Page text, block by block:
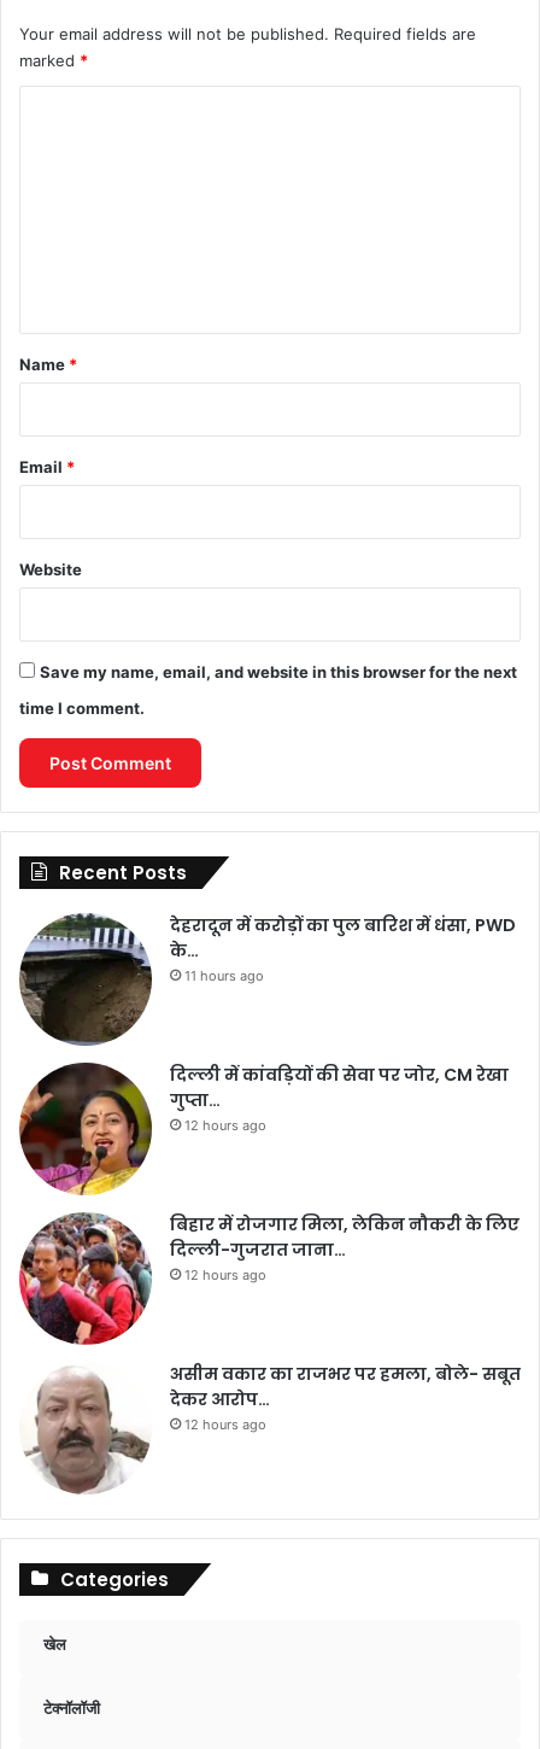
Your email address will not be published. Required fields are
marked *
*
Name *
Email *
Website
Save my name, email, and website in this browser for the next
time I comment.
Recent Posts
देहरादून में करोड़ों का पुल बारिश में धंसा, PWD
के…
11 hours ago
दिल्ली में कांवड़ियों की सेवा पर जोर, CM रेखा
गुप्ता…
12 hours ago
बिहार में रोजगार मिला, लेकिन नौकरी के लिए
दिल्ली-गुजरात जाना…
12 hours ago
असीम वकार का राजभर पर हमला, बोले- सबूत
देकर आरोप…
12 hours ago
Categories
खेल
टेक्नॉलॉजी